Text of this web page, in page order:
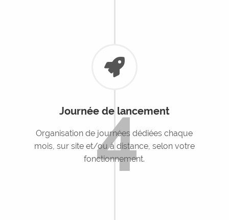
4
Journée de lancement
Organisation de journées dédiées chaque
mois, sur site et/ou à distance, selon votre
fonctionnement.